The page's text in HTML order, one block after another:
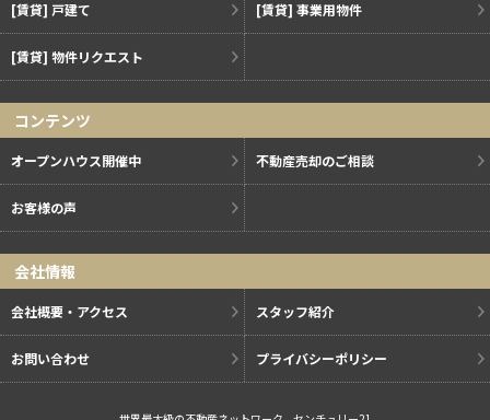
[賃貸] 戸建て [賃貸] 事業用物件
[賃貸] 物件リクエスト
コンテンツ
オープンハウス開催中 不動産売却のご相談
お客様の声
会社情報
会社概要・アクセス スタッフ紹介
お問い合わせ プライバシーポリシー